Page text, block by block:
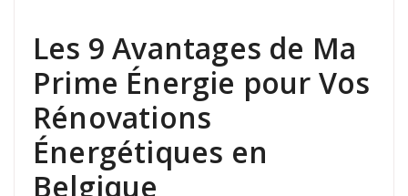
Les 9 Avantages de Ma
Prime Énergie pour Vos
Rénovations
Énergétiques en
Belgique